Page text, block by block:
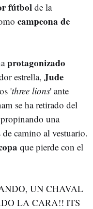
fútbol de la
campeona de
protagonizado
estrella, Jude
'three lions' ante
se ha retirado del
una
de camino al vestuario.
que pierde con el
UN CHAVAL
LA CARA!! ITS